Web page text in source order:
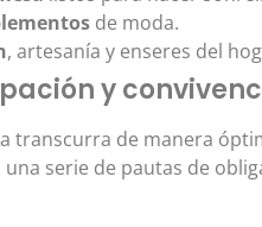
de moda.
, artesanía y enseres del
y
transcurra de manera
serie de pautas de